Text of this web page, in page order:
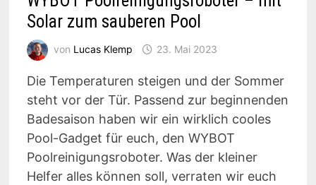
Solar zum sauberen Pool
von Lucas Klemp 23. Mai 2023
Die Temperaturen steigen und der Sommer
steht vor der Tür. Passend zur beginnenden
Badesaison haben wir ein wirklich cooles
Pool-Gadget für euch, den WYBOT
Poolreinigungsroboter. Was der kleiner
Helfer alles können soll, verraten wir euch